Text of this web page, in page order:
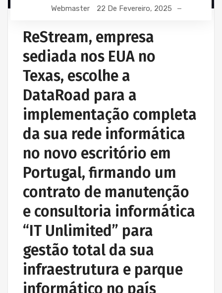
Webmaster 22 De Fevereiro, 2025
ReStream, empresa
sediada nos EUA no
Texas, escolhe a
DataRoad para a
implementação completa
da sua rede informática
no novo escritório em
Portugal, firmando um
contrato de manutenção
e consultoria informática
“IT Unlimited” para
gestão total da sua
infraestrutura e parque
informático no país